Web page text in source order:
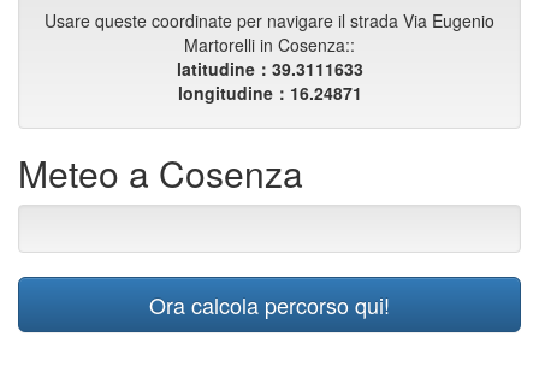
Usare queste coordinate per navigare il strada Via Eugenio
Martorelli in Cosenza::
latitudine：39.3111633
longitudine：16.24871
Meteo a Cosenza
Ora calcola percorso qui!